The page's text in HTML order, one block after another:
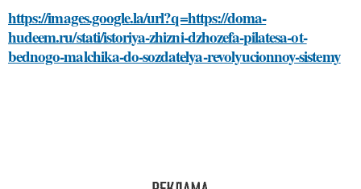
https://images.google.la/url?q=https://doma-
hudeem.ru/stati/istoriya-zhizni-dzhozefa-pilatesa-ot-
bednogo-malchika-do-sozdatelya-revolyucionnoy-sistemy